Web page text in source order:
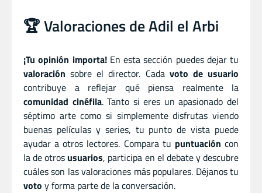
🏆 Valoraciones de Adil el Arbi
¡Tu opinión importa!En esta sección puedes dejar tu
valoración sobre el director. Cada voto de usuario
contribuye a reflejar qué piensa realmente la
comunidad cinéfila. Tanto si eres un apasionado del
séptimo arte como si simplemente disfrutas viendo
buenas películas y series, tu punto de vista puede
ayudar a otros lectores. Compara tu puntuación con
la de otros usuarios, participa en el debate y descubre
cuáles son las valoraciones más populares. Déjanos tu
voto y forma parte de la conversación.